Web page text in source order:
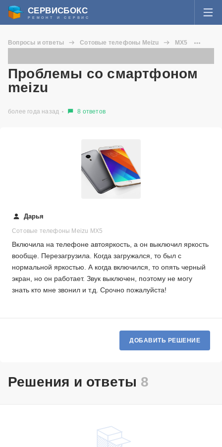
СЕРВИСБОКС
РЕМОНТ И СЕРВИС
Я забыл пароль
Регистрация
ВОПРОСЫ И ОТВЕТЫ
СТАТЬИ О РЕМОНТЕ
ДОБАВИТЬ СЕРВИСНЫЙ ЦЕНТР ИЛИ ЧАСТНОГО МАСТЕРА
ЗАДАТЬ ВОПРОС МАСТЕРАМ
Вопросы и ответы Сотовые телефоны Meizu
MX5
Проблемы со смартфоном
meizu
более года назад 8 ответов
Дарья
Сотовые телефоны Meizu MX5
Включила на телефоне автояркость, а он выключил яркость
вообще. Перезагрузила. Когда загружался, то был с
нормальной яркостью. А когда включился, то опять черный
экран, но он работает. Звук выключен, поэтому не могу
знать кто мне звонил и т.д. Срочно пожалуйста!
ДОБАВИТЬ РЕШЕНИЕ
Решения и ответы 8